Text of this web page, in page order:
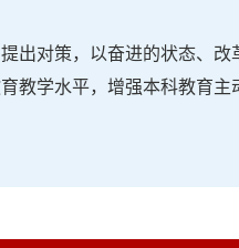
出对策，以奋进的状态、
教学水平，增强本科教育